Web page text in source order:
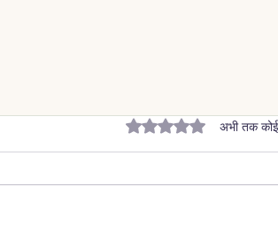
5 स्टार में से 0 रेटिंग दी
अभी तक कोई